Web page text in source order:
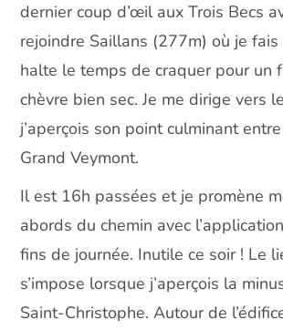
dernier coup d’œil aux Trois Becs
rejoindre Saillans (277m) où je fais
halte le temps de craquer pour un
chèvre bien sec. Je me dirige vers
j’aperçois son point culminant
Grand Veymont.
Il est 16h passées et je promène
abords du chemin avec
fins de journée. Inutile ce soir ! Le
s’impose lorsque j’aperçois la
Saint-Christophe. Autour de